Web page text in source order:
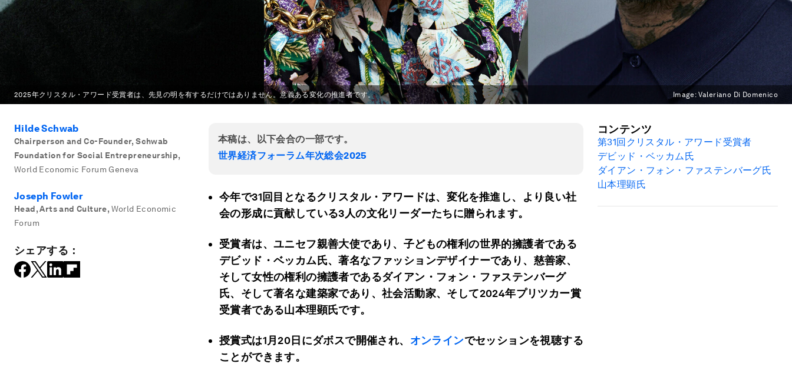
2025年クリスタル・アワード受賞者は、先見の明を有するだけではありません。意義ある変化の推進者です。 Image: Valeriano Di Domenico
Hilde Schwab
Chairperson and Co-Founder, Schwab
Foundation for Social Entrepreneurship,
World Economic Forum Geneva
Joseph Fowler
Head, Arts and Culture, World Economic
Forum
シェアする：
本稿は、以下会合の一部です。
世界経済フォーラム年次総会2025
今年で31回目となるクリスタル・アワードは、変化を推進し、より良い社
会の形成に貢献している3人の文化リーダーたちに贈られます。
受賞者は、ユニセフ親善大使であり、子どもの権利の世界的擁護者である
デビッド・ベッカム氏、著名なファッションデザイナーであり、慈善家、
そして女性の権利の擁護者であるダイアン・フォン・ファステンバーグ
氏、そして著名な建築家であり、社会活動家、そして2024年プリツカー賞
受賞者である山本理顕氏です。
授賞式は1月20日にダボスで開催され、 オンラインでセッションを視聴する
ことができます。
コンテンツ
第31回クリスタル・アワード受賞者
デビッド・ベッカム氏
ダイアン・フォン・ファステンバーグ氏
山本理顕氏